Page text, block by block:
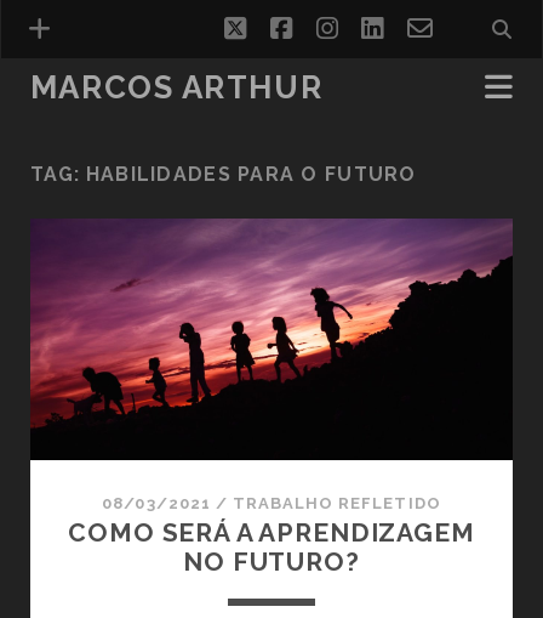
twitterfacebookinstagram
linkedinemail-
form
MARCOS ARTHUR
TAG: HABILIDADES PARA O FUTURO
08/03/2021 / TRABALHO REFLETIDO
COMO SERÁ A APRENDIZAGEM
NO FUTURO?